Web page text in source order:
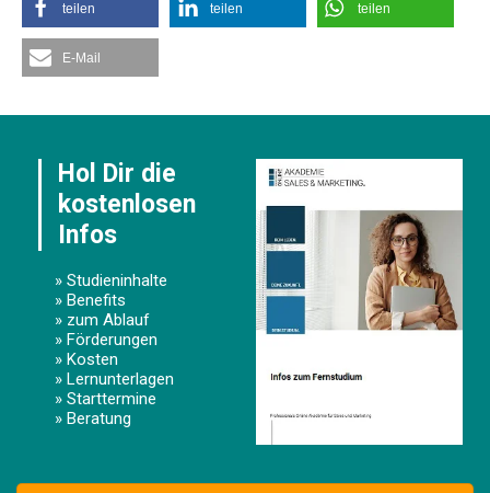
teilen teilen teilen
E-Mail
Hol Dir die
kostenlosen
Infos
» Studieninhalte
» Benefits
» zum Ablauf
» Förderungen
» Kosten
» Lernunterlagen
» Starttermine
» Beratung